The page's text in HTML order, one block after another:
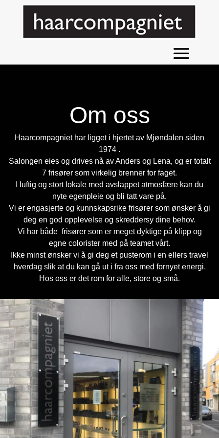
Om oss
Haarcompagniet har ligget i hjertet av Mjøndalen siden
1974 .
Salongen eies og drives nå av Anders og Lena, og er totalt
7 frisører som virkelig brenner for faget.
I luftig og stort lokale med avslappet atmosfære kan du
nyte egenpleie og bli tatt vare på.
Vi er engasjerte og kunnskapsrike frisører som ønsker å gi
deg en god opplevelse og skreddersy dine behov.
Vi har både frisører som er meget dyktige på klipp og
egne colorister med på teamet vårt.
Ikke minst ønsker vi å gi deg et pusterom i en ellers travel
hverdag slik at du kan gå ut i fra oss med fornyet energi.
Hos oss er det rom for alle, store og små.